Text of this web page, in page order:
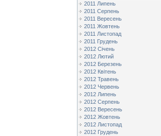
2011 Липень
2011 Серпень
2011 Вересень
2011 Жовтень
2011 Листопад
2011 Грудень
2012 Січень
2012 Лютий
2012 Березень
2012 Квітень
2012 Травень
2012 Червень
2012 Липень
2012 Серпень
2012 Вересень
2012 Жовтень
2012 Листопад
2012 Грудень